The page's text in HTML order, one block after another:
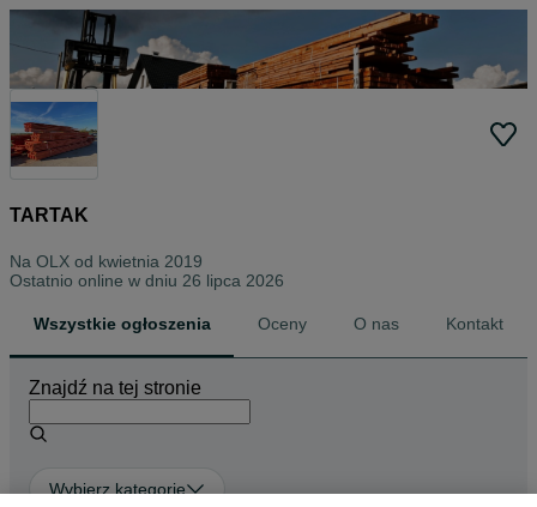
TARTAK
Na OLX od kwietnia 2019
Ostatnio online w dniu 26 lipca 2026
Wszystkie ogłoszenia Oceny O nas Kontakt
Znajdź na tej stronie
Wybierz kategorię